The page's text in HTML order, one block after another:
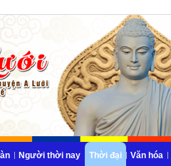
Người thời nay Thời đại Văn hóa